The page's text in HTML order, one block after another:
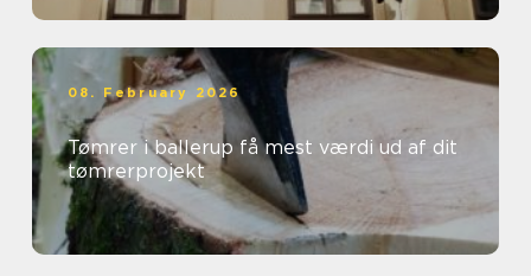
08. February 2026
Tømrer i ballerup få mest værdi ud af dit
tømrerprojekt